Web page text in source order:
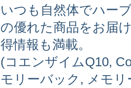
いつも自然体でハー
の優れた商品をお届
得情報も満載。
(コエンザイムQ10,
モリーバック, メモ